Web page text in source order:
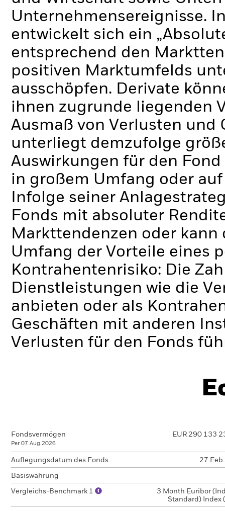
Unternehmensereignisse.
entwickelt sich ein
entsprechend den
positiven Marktumfelds
ausschöpfen. Derivate
ihnen zugrunde liegenden
Ausmaß von Verlusten und
unterliegt demzufolge
Auswirkungen für den
in großem Umfang oder
Infolge seiner
Fonds mit absoluter
Markttendenzen oder
Umfang der Vorteile eines
Kontrahentenrisiko: Die
Dienstleistungen wie die
anbieten oder als
Geschäften mit anderen
Verlusten für den Fonds
Fondsvermögen
Per 07.Aug.2026
EUR 290 133
Auflegungsdatum des Fonds
Basiswährung
Vergleichs-Benchmark 1
3 Month Euribor
Standard) Index